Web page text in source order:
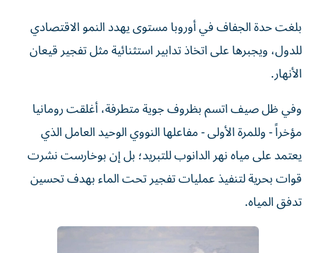
بلغت حدة الجفاف في أوروبا مستوى يهدد النمو الاقتصادي
للدول، ويجبرها على اتخاذ تدابير استثنائية مثل تفجير قيعان
الأنهار.
وفي ظل صيف اتسم بظروف جوية متطرفة، أغلقت رومانيا
مؤخراً - وللمرة الأولى - مفاعلها النووي الوحيد العامل الذي
يعتمد على مياه نهر الدانوب للتبريد؛ بل إن بوخارست نشرت
قوات بحرية لتنفيذ عمليات تفجير تحت الماء بهدف تحسين
تدفق المياه.